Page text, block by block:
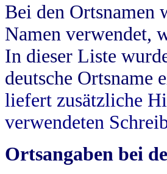
Bei den Ortsnamen
Namen verwendet,
In dieser Liste
deutsche Ortsname
liefert zusätzliche
verwendeten
Ortsangaben bei